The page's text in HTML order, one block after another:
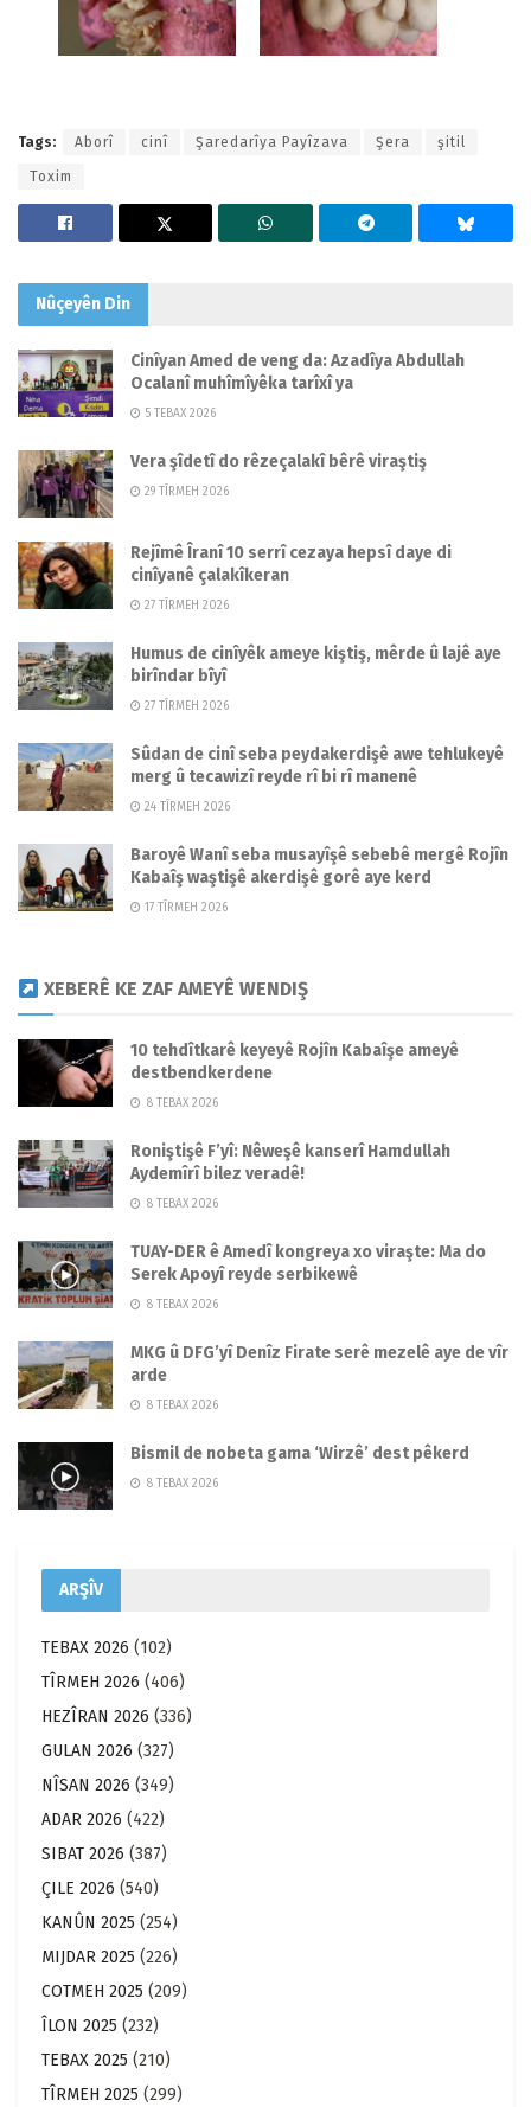
Tags: Aborî cinî Şaredarîya Payîzava Şera şitil
Toxim
Nûçeyên Din
Cinîyan Amed de veng da: Azadîya Abdullah
Ocalanî muhîmîyêka tarîxî ya
5 TEBAX 2026
Vera şîdetî do rêzeçalakî bêrê viraştiş
29 TÎRMEH 2026
Rejîmê Îranî 10 serrî cezaya hepsî daye di
cinîyanê çalakîkeran
27 TÎRMEH 2026
Humus de cinîyêk ameye kiştiş, mêrde û lajê aye
birîndar bîyî
27 TÎRMEH 2026
Sûdan de cinî seba peydakerdişê awe tehlukeyê
merg û tecawizî reyde rî bi rî manenê
24 TÎRMEH 2026
Baroyê Wanî seba musayîşê sebebê mergê Rojîn
Kabaîş waştişê akerdişê gorê aye kerd
17 TÎRMEH 2026
XEBERÊ KE ZAF AMEYÊ WENDIŞ
10 tehdîtkarê keyeyê Rojîn Kabaîşe ameyê
destbendkerdene
8 TEBAX 2026
Roniştişê F’yî: Nêweşê kanserî Hamdullah
Aydemîrî bilez veradê!
8 TEBAX 2026
TUAY-DER ê Amedî kongreya xo viraşte: Ma do
Serek Apoyî reyde serbikewê
8 TEBAX 2026
MKG û DFG’yî Denîz Firate serê mezelê aye de vîr
arde
8 TEBAX 2026
Bismil de nobeta gama ‘Wirzê’ dest pêkerd
8 TEBAX 2026
ARŞÎV
TEBAX 2026 (102)
TÎRMEH 2026 (406)
HEZÎRAN 2026 (336)
GULAN 2026 (327)
NÎSAN 2026 (349)
ADAR 2026 (422)
SIBAT 2026 (387)
ÇILE 2026 (540)
KANÛN 2025 (254)
MIJDAR 2025 (226)
COTMEH 2025 (209)
ÎLON 2025 (232)
TEBAX 2025 (210)
TÎRMEH 2025 (299)